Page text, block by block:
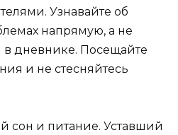
Узнавайте об
напрямую, а не
в дневнике. Посещайте
и не стесняйтесь
сон и питание. Уставший